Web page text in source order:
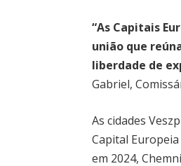
“As Capitais
união que
liberdade de
Gabriel,
As cidades
Capital
em 2024,